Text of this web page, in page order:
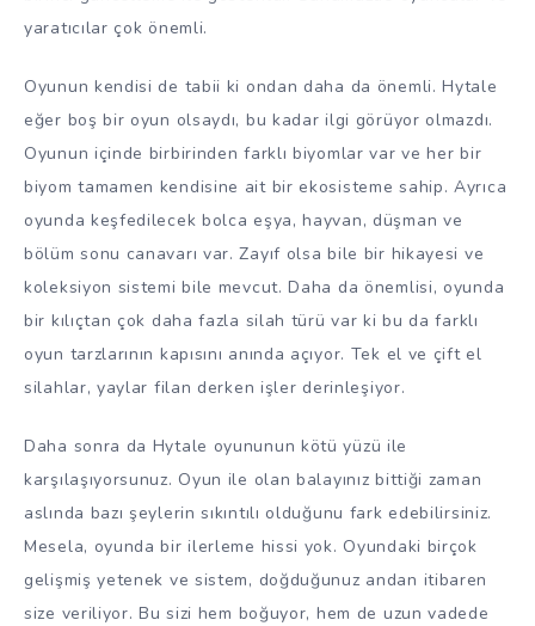
yaratıcılar çok önemli.
Oyunun kendisi de tabii ki ondan daha da önemli. Hytale
eğer boş bir oyun olsaydı, bu kadar ilgi görüyor olmazdı.
Oyunun içinde birbirinden farklı biyomlar var ve her bir
biyom tamamen kendisine ait bir ekosisteme sahip. Ayrıca
oyunda keşfedilecek bolca eşya, hayvan, düşman ve
bölüm sonu canavarı var. Zayıf olsa bile bir hikayesi ve
koleksiyon sistemi bile mevcut. Daha da önemlisi, oyunda
bir kılıçtan çok daha fazla silah türü var ki bu da farklı
oyun tarzlarının kapısını anında açıyor. Tek el ve çift el
silahlar, yaylar filan derken işler derinleşiyor.
Daha sonra da Hytale oyununun kötü yüzü ile
karşılaşıyorsunuz. Oyun ile olan balayınız bittiği zaman
aslında bazı şeylerin sıkıntılı olduğunu fark edebilirsiniz.
Mesela, oyunda bir ilerleme hissi yok. Oyundaki birçok
gelişmiş yetenek ve sistem, doğduğunuz andan itibaren
size veriliyor. Bu sizi hem boğuyor, hem de uzun vadede